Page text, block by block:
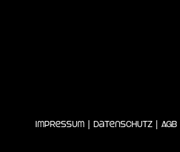
Impressum Datenschutz AGB